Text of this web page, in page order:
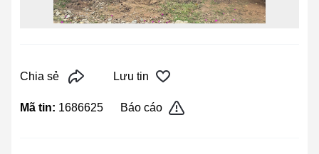
Chia sẻ Lưu tin
Mã tin: 1686625 Báo cáo